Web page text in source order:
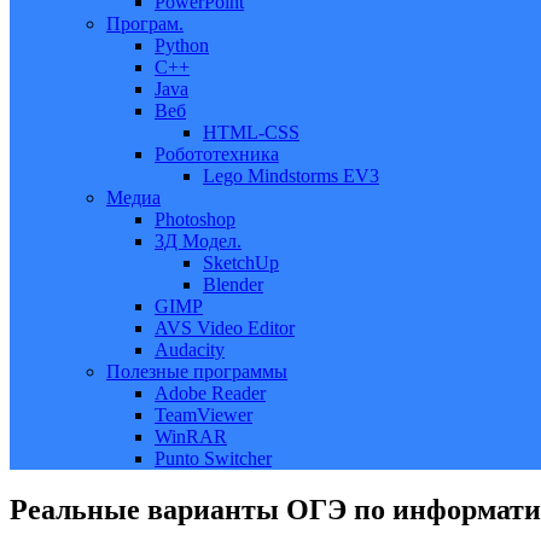
Програм.
Python
C++
Java
Веб
HTML-CSS
Робототехника
Lego Mindstorms EV3
Медиа
Photoshop
3Д Модел.
SketchUp
Blender
GIMP
AVS Video Editor
Audacity
Полезные программы
Adobe Reader
TeamViewer
WinRAR
Punto Switcher
Реальные варианты ОГЭ по